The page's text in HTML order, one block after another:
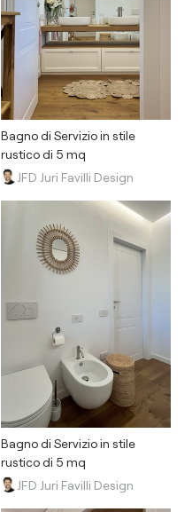
Bagno di Servizio in stile
rustico di 5 mq
JFD Juri Favilli Design
Bagno di Servizio in stile
rustico di 5 mq
JFD Juri Favilli Design